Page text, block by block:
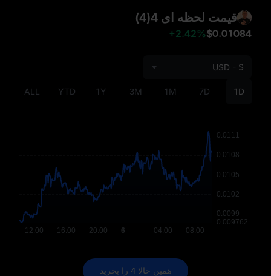
قیمت لحظه ای 4 (4)
$0.01084
+2.42%
1D
7D
1M
3M
1Y
YTD
ALL
USD - $
همین حالا 4 را بخرید